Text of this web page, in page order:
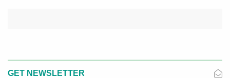
GET NEWSLETTER